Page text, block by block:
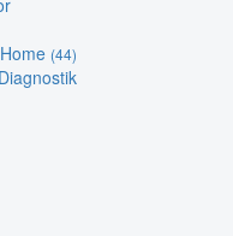
(44)